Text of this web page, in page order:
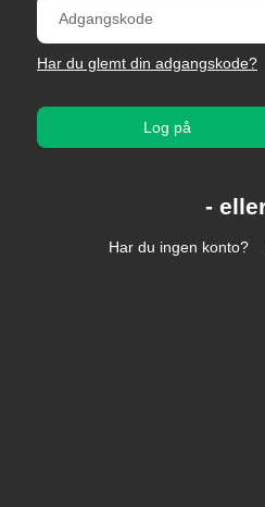
Har du glemt din adgangskode?
Log på
Har du ingen konto?